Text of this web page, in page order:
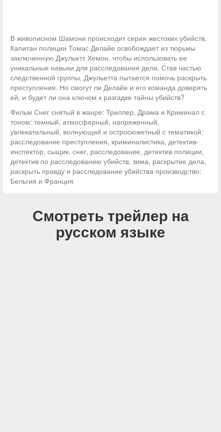
В живописном Шамони происходит серия жестоких убийств.
Капитан полиции Томас Делайе освобождает из тюрьмы
заключенную Джульетт Хемон, чтобы использовать ее
уникальные навыки для расследования дела. Став частью
следственной группы, Джульетта пытается помочь раскрыть
преступления. Но смогут ли Делайе и его команда доверять
ей, и будет ли она ключом к разгадке тайны убийств?
Фильм Снег снятый в жанре: Триллер, Драма и Криминал с
тоном: темный, атмосферный, напряженный,
увлекательный, волнующий и остросюжетный с тематикой:
расследование преступления, криминалистика, детектив-
инспектор, сыщик, снег, расследование, детектив полиции,
детектив по расследованию убийств, зима, раскрытие дела,
раскрыть правду и расследование убийства производство:
Бельгия и Франция
Смотреть трейлер на
русском языке